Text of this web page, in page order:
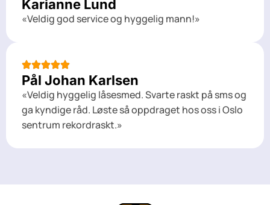
Karianne Lund
«Veldig god service og hyggelig mann!»
Pål Johan Karlsen
«Veldig hyggelig låsesmed. Svarte raskt på sms og
ga kyndige råd. Løste så oppdraget hos oss i Oslo
sentrum rekordraskt.»